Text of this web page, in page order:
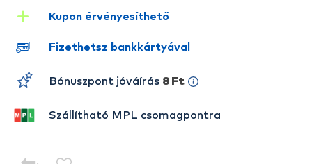
Kupon érvényesíthető
Fizethetsz bankkártyával
Bónuszpont jóváírás 8 Ft
Szállítható MPL csomagpontra